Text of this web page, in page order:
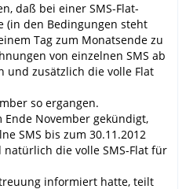
daß bei einer SMS-Flat-
(in den Bedingungen steht
Tag zum Monatsende zu
von einzelnen SMS ab
und zusätzlich die volle Flat
so ergangen.
Ende November gekündigt,
SMS bis zum 30.11.2012
die volle SMS-Flat für
informiert hatte, teilt